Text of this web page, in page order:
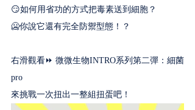
😏如何用省功的方式把毒素送到細胞？﻿
🥶你說它還有完全防禦型態！？﻿
右滑觀看⏩ 微微生物INTRO系列第二彈：細菌
pro
來挑戰一次扭出一整組扭蛋吧！﻿